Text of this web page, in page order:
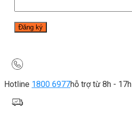
Hotline 1800 6977hỗ trợ từ 8h - 17h